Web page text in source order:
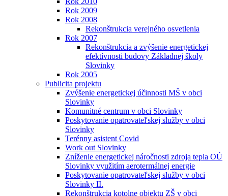
Rok 2009
Rok 2008
Rekonštrukcia verejného osvetlenia
Rok 2007
Rekonštrukcia a zvýšenie energetickej
efektívnosti budovy Základnej školy
Slovinky
Rok 2005
Publicita projektu
Zvýšenie energetickej účinnosti MŠ v obci
Slovinky
Komunitné centrum v obci Slovinky
Poskytovanie opatrovateľskej služby v obci
Slovinky
Terénny asistent Covid
Work out Slovinky
Zníženie energetickej náročnosti zdroja tepla OÚ
Slovinky využitím aerotermálnej energie
Poskytovanie opatrovateľskej služby v obci
Slovinky II.
Rekonštrukcia kotolne objektu ZŠ v obci